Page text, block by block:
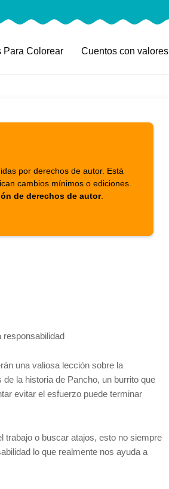
Para Colorear Cuentos con valores
por derechos de autor. Está
cambios mínimos o ediciones.
de derechos de autor.
responsabilidad
una valiosa lección sobre la
la historia de Pancho, un burrito que
evitar el esfuerzo puede terminar
trabajo o buscar atajos, esto no siempre
lo que realmente nos ayuda a